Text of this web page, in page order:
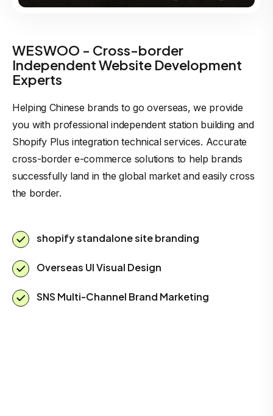
WESWOO - Cross-border
Independent Website Development
Experts
Helping Chinese brands to go overseas, we provide
you with professional independent station building and
Shopify Plus integration technical services. Accurate
cross-border e-commerce solutions to help brands
successfully land in the global market and easily cross
the border.
shopify standalone site branding
Overseas UI Visual Design
SNS Multi-Channel Brand Marketing